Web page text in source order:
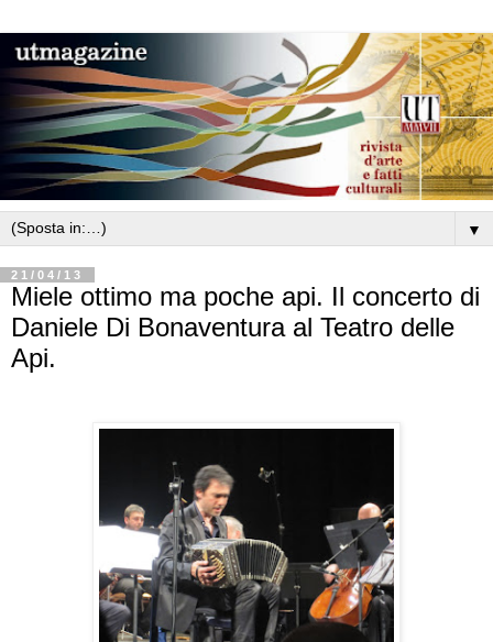
▼
21/04/13
Miele ottimo ma poche api. Il concerto di
Daniele Di Bonaventura al Teatro delle
Api.